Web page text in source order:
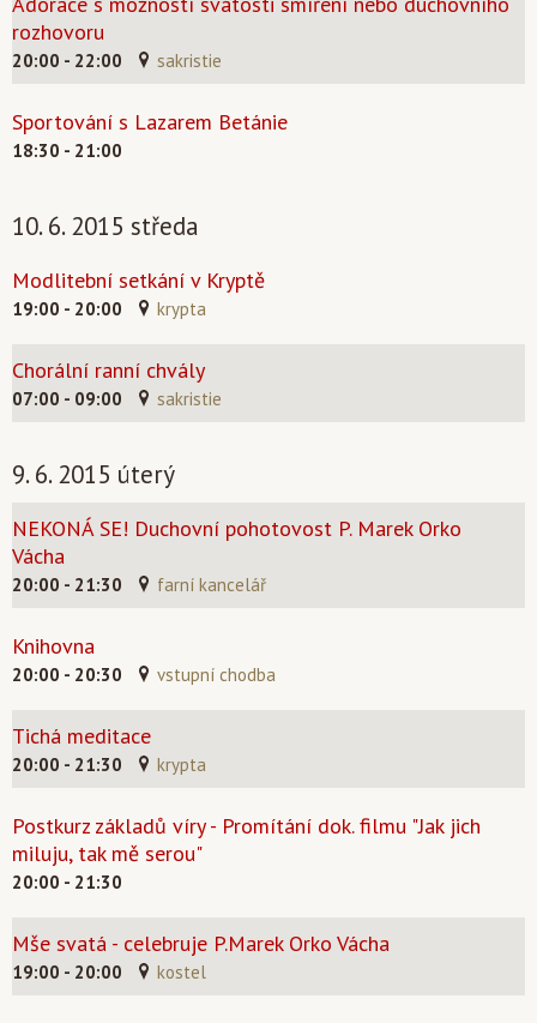
rozhovoru
20:00 - 22:00 sakristie
Sportování s Lazarem Betánie
18:30 - 21:00
10. 6. 2015 středa
Modlitební setkání v Kryptě
19:00 - 20:00 krypta
Chorální ranní chvály
07:00 - 09:00 sakristie
9. 6. 2015 úterý
NEKONÁ SE! Duchovní pohotovost P. Marek Orko
Vácha
20:00 - 21:30 farní kancelář
Knihovna
20:00 - 20:30 vstupní chodba
Tichá meditace
20:00 - 21:30 krypta
Postkurz základů víry - Promítání dok. filmu "Jak jich
miluju, tak mě serou"
20:00 - 21:30
Mše svatá - celebruje P.Marek Orko Vácha
19:00 - 20:00 kostel